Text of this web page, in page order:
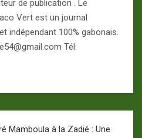
de publication . Le
Vert est un journal
indépendant 100% gabonais.
Tél:
Mamboula à la Zadié : Une